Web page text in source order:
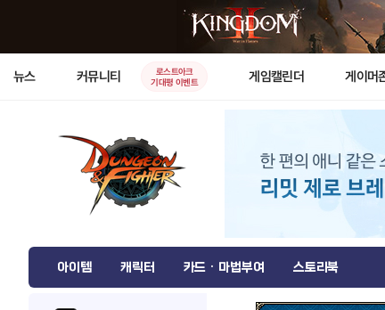
뉴스 커뮤니티
로스트아크
기대평 이벤트
게임캘린더 게이머
아이템 캐릭터 카드 · 마법부여 스토리북